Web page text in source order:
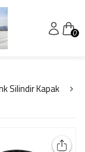
0
Silindir Kapak